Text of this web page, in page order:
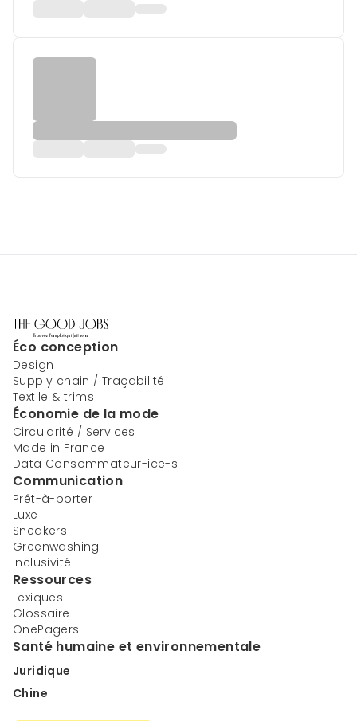
Éco conception
Design
Supply chain / Traçabilité
Textile & trims
Économie de la mode
Circularité / Services
Made in France
Data Consommateur-ice-s
Communication
Prêt-à-porter
Luxe
Sneakers
Greenwashing
Inclusivité
Ressources
Lexiques
Glossaire
OnePagers
Santé humaine et environnementale
Juridique
Chine